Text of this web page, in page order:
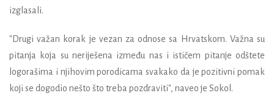
izglasali.
"Drugi važan korak je vezan za odnose sa Hrvatskom. Važna su
pitanja koja su neriješena između nas i ističem pitanje odštete
logorašima i njihovim porodicama svakako da je pozitivni pomak
koji se dogodio nešto što treba pozdraviti", naveo je Sokol.